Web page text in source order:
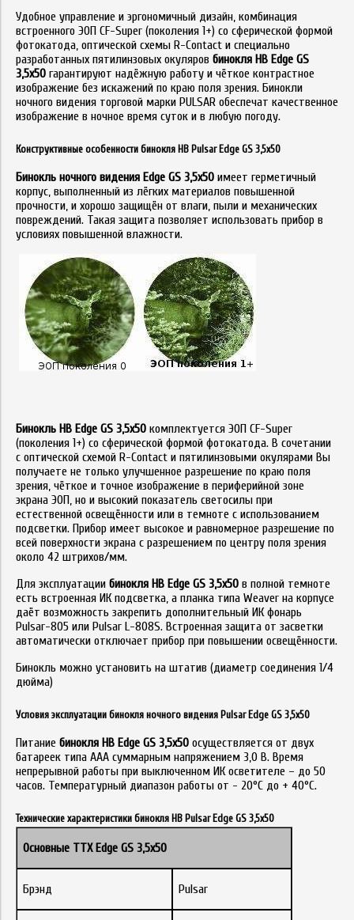
Удобное управление и эргономичный дизайн, комбинация
встроенного ЭОП CF-Super (поколения 1+) со сферической формой
фотокатода, оптической схемы R-Contact и специально
разработанных пятилинзовых окуляров бинокля НВ Edge GS
3,5x50 гарантируют надёжную работу и чёткое контрастное
изображение без искажений по краю поля зрения. Бинокли
ночного видения торговой марки PULSAR обеспечат качественное
изображение в ночное время суток и в любую погоду.
Конструктивные особенности бинокля НВ Pulsar Edge GS 3,5x50
Бинокль ночного видения Edge GS 3,5x50 имеет герметичный
корпус, выполненный из лёгких материалов повышенной
прочности, и хорошо защищён от влаги, пыли и механических
повреждений. Такая защита позволяет использовать прибор в
условиях повышенной влажности.
Бинокль НВ Edge GS 3,5x50 комплектуется ЭОП CF-Super
(поколения 1+) со сферической формой фотокатода. В сочетании
с оптической схемой R-Contact и пятилинзовыми окулярами Вы
получаете не только улучшенное разрешение по краю поля
зрения, чёткое и точное изображение в периферийной зоне
экрана ЭОП, но и высокий показатель светосилы при
естественной освещённости или в темноте с использованием
подсветки. Прибор имеет высокое и равномерное разрешение по
всей поверхности экрана с разрешением по центру поля зрения
около 42 штрихов/мм.
Для эксплуатации бинокля НВ Edge GS 3,5x50 в полной темноте
есть встроенная ИК подсветка, а планка типа Weaver на корпусе
даёт возможность закрепить дополнительный ИК фонарь
Pulsar-805 или Pulsar L-808S. Встроенная защита от засветки
автоматически отключает прибор при повышении освещённости.
Бинокль можно установить на штатив (диаметр соединения 1/4
дюйма)
Условия эксплуатации бинокля ночного видения Pulsar Edge GS 3,5х50
Питание бинокля НВ Edge GS 3,5x50 осуществляется от двух
батареек типа ААА суммарным напряжением 3,0 В. Время
непрерывной работы при выключенном ИК осветителе – до 50
часов. Температурный диапазон работы от - 20°С до + 40°С.
Технические характеристики бинокля НВ Pulsar Edge GS 3,5х50
Основные ТТХ Edge GS 3,5x50
Брэнд Pulsar